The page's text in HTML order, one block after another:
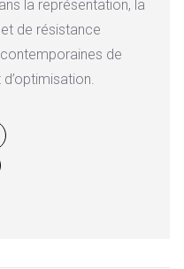
la représentation, la
de résistance
de